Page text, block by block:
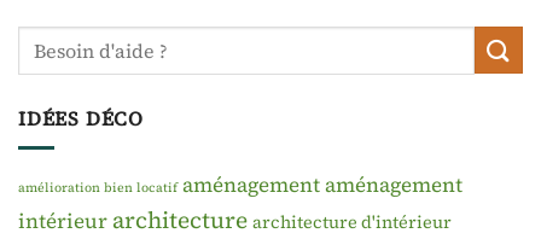
IDÉES DÉCO
amélioration bien locatif aménagementaménagement
intérieur architecture architecture d'intérieur